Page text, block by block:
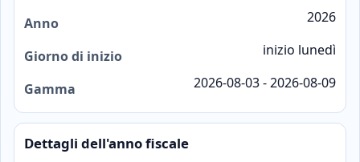
Anno 2026
Giorno di inizio inizio lunedì
Gamma 2026-08-03 - 2026-08-09
Dettagli dell'anno fiscale